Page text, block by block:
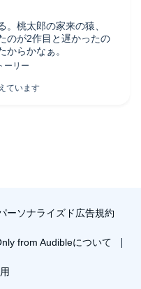
。桃太郎の家来の猿、
のが2作目と遅かったの
からかなぁ。
ーソナライズド広告規約
from Audibleについて